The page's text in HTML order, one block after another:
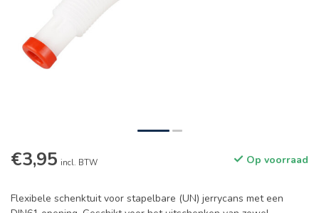
€3,95 incl. BTW Op voorraad
Flexibele schenktuit voor stapelbare (UN) jerrycans met een